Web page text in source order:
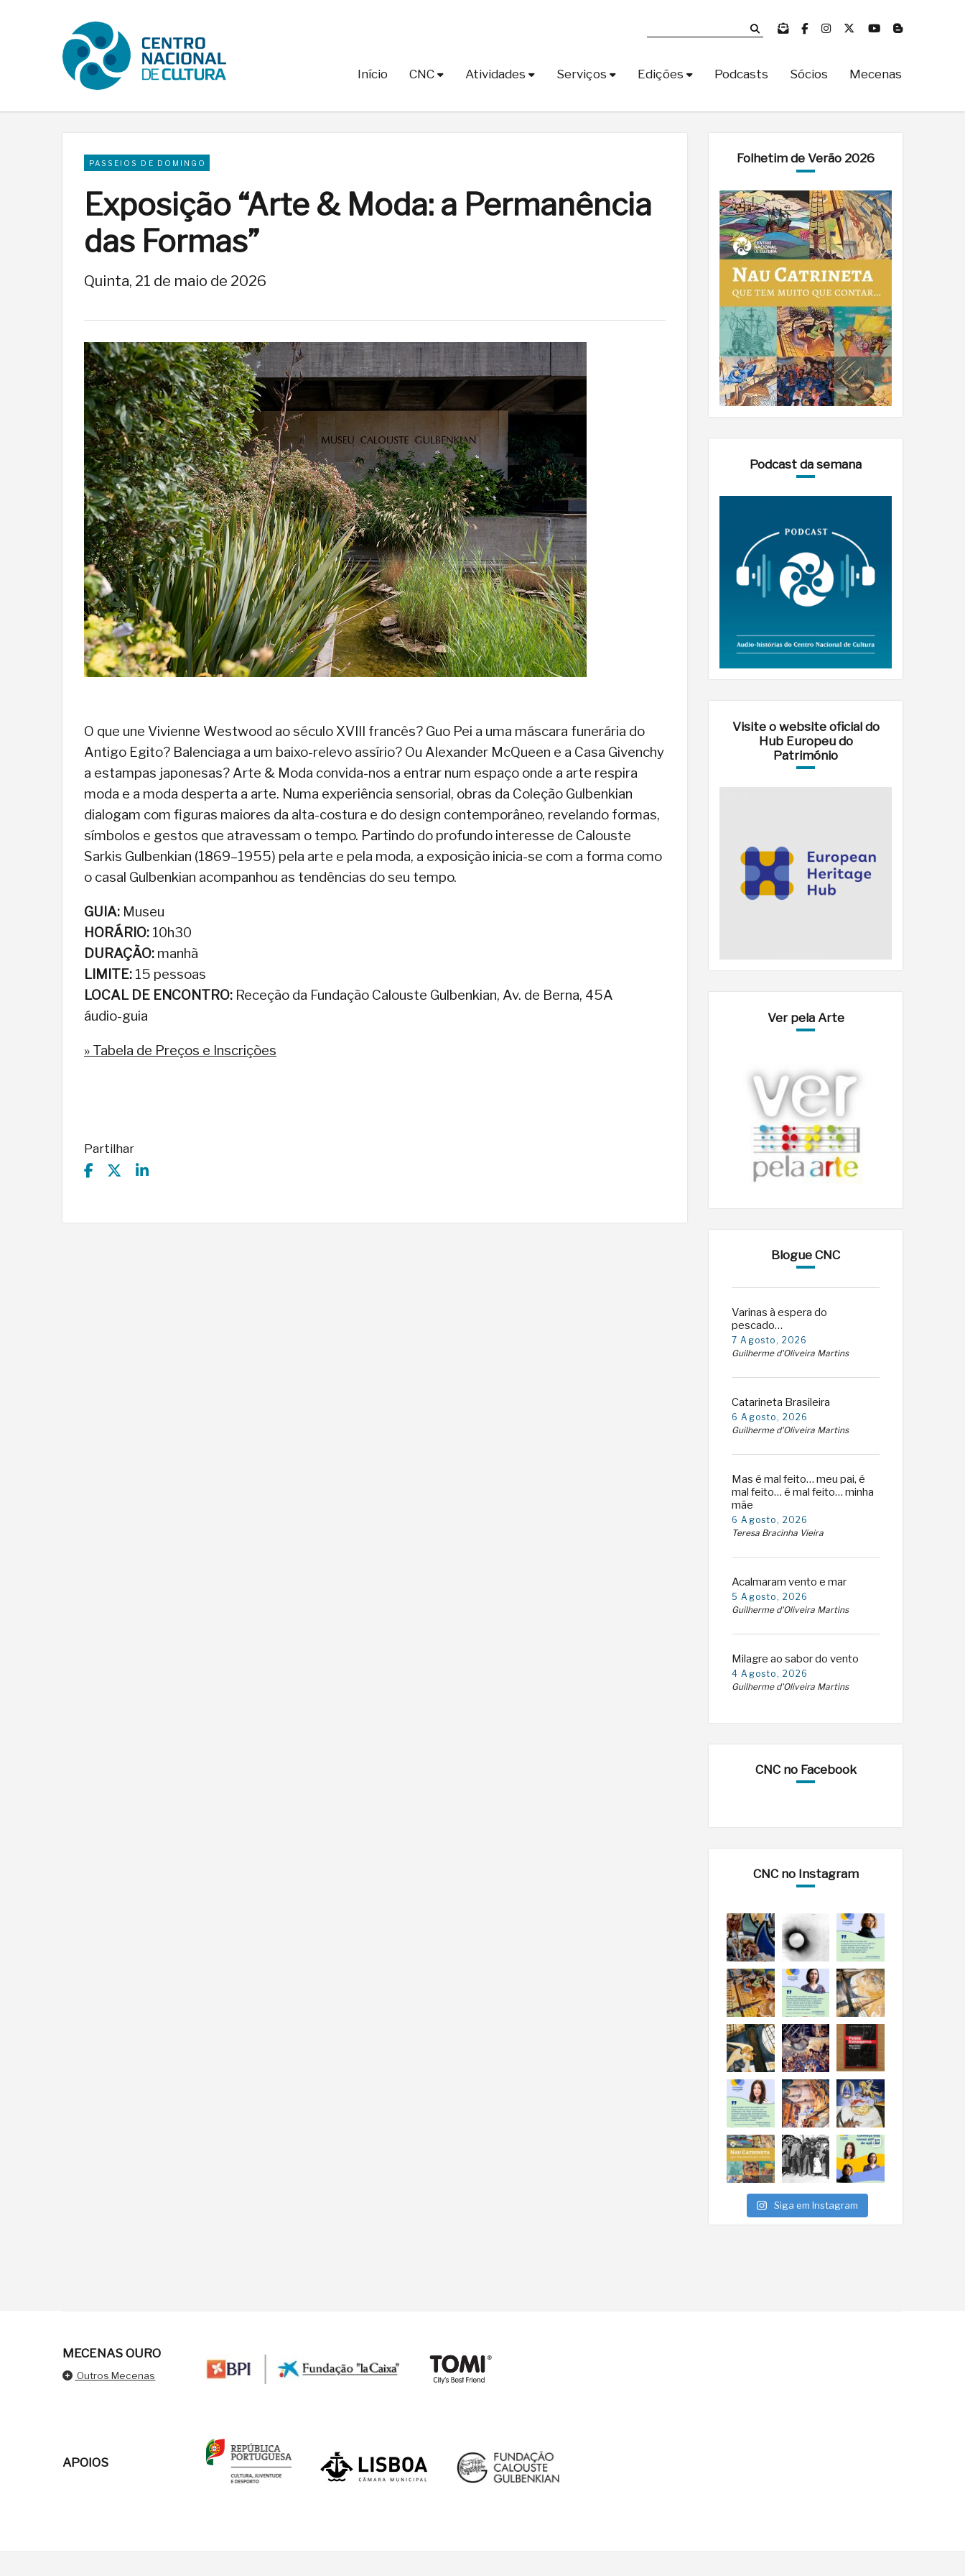
Início CNC Atividades Serviços Edições Podcasts Sócios Mecenas
PASSEIOS DE DOMINGO
Exposição “Arte & Moda: a Permanência
das Formas”
Quinta, 21 de maio de 2026
O que une Vivienne Westwood ao século XVIII francês? Guo Pei a uma máscara funerária do
Antigo Egito? Balenciaga a um baixo-relevo assírio? Ou Alexander McQueen e a Casa Givenchy
a estampas japonesas? Arte & Moda convida-nos a entrar num espaço onde a arte respira
moda e a moda desperta a arte. Numa experiência sensorial, obras da Coleção Gulbenkian
dialogam com figuras maiores da alta-costura e do design contemporâneo, revelando formas,
símbolos e gestos que atravessam o tempo. Partindo do profundo interesse de Calouste
Sarkis Gulbenkian (1869–1955) pela arte e pela moda, a exposição inicia-se com a forma como
o casal Gulbenkian acompanhou as tendências do seu tempo.
GUIA: Museu
HORÁRIO: 10h30
DURAÇÃO: manhã
LIMITE: 15 pessoas
LOCAL DE ENCONTRO: Receção da Fundação Calouste Gulbenkian, Av. de Berna, 45A
áudio-guia
» Tabela de Preços e Inscrições
Partilhar
Folhetim de Verão 2026
Podcast da semana
Visite o website oficial do
Hub Europeu do
Património
Ver pela Arte
Blogue CNC
Varinas à espera do
pescado…
7 Agosto, 2026
Guilherme d'Oliveira Martins
Catarineta Brasileira
6 Agosto, 2026
Guilherme d'Oliveira Martins
Mas é mal feito… meu pai, é
mal feito… é mal feito… minha
mãe
6 Agosto, 2026
Teresa Bracinha Vieira
Acalmaram vento e mar
5 Agosto, 2026
Guilherme d'Oliveira Martins
Milagre ao sabor do vento
4 Agosto, 2026
Guilherme d'Oliveira Martins
CNC no Facebook
CNC no Instagram
Siga em Instagram
MECENAS OURO
Outros Mecenas
APOIOS